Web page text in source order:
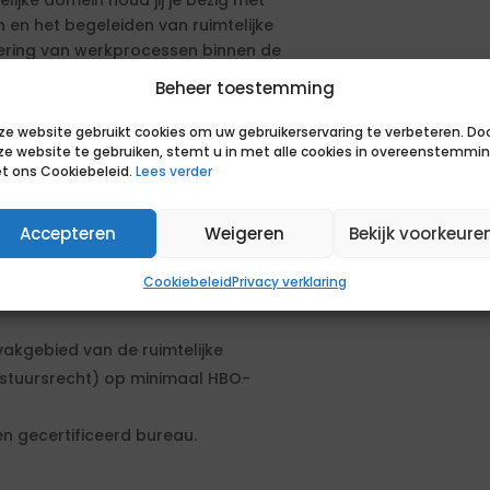
Beheer toestemming
website gebruikt cookies om uw gebruikerservaring te verbeteren.
website te gebruiken, stemt u in met alle cookies in
ons Cookiebeleid. Lees verder
Accepteren Weigeren Bekijk
CookiebeleidPrivacy verklaring
het begeleiden van ruimtelijke
van werkprocessen binnen de
Ook organiseer je
en ervaring van het grondgebied
aanbestedingsprocedure. De
Om in aanmerking
Daarnaast kun je extra punten
van de ruimtelijke
op minimaal HBO-
gecertificeerd bureau.